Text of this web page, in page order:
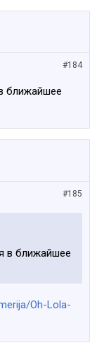
#184
ближайшее
#185
в ближайшее
Oh-Lola-